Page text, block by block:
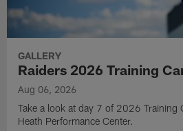
GALLERY
Raiders 2026 Training
Aug 06, 2026
Take a look at day 7 of 2026 Training
Heath Performance Center.